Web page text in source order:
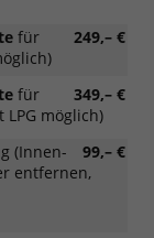
249,– €
für
349,– €
für
möglich)
99,– €
(Innen-
entfernen,